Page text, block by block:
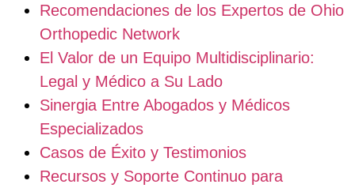
Recomendaciones de los Expertos de Ohio
Orthopedic Network
El Valor de un Equipo Multidisciplinario:
Legal y Médico a Su Lado
Sinergia Entre Abogados y Médicos
Especializados
Casos de Éxito y Testimonios
Recursos y Soporte Continuo para